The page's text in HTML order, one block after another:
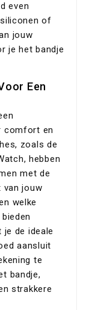
even
of
jouw
je het bandje
Een
comfort en
zoals de
hebben
met de
van jouw
welke
je de ideale
aansluit
te
bandje,
strakkere